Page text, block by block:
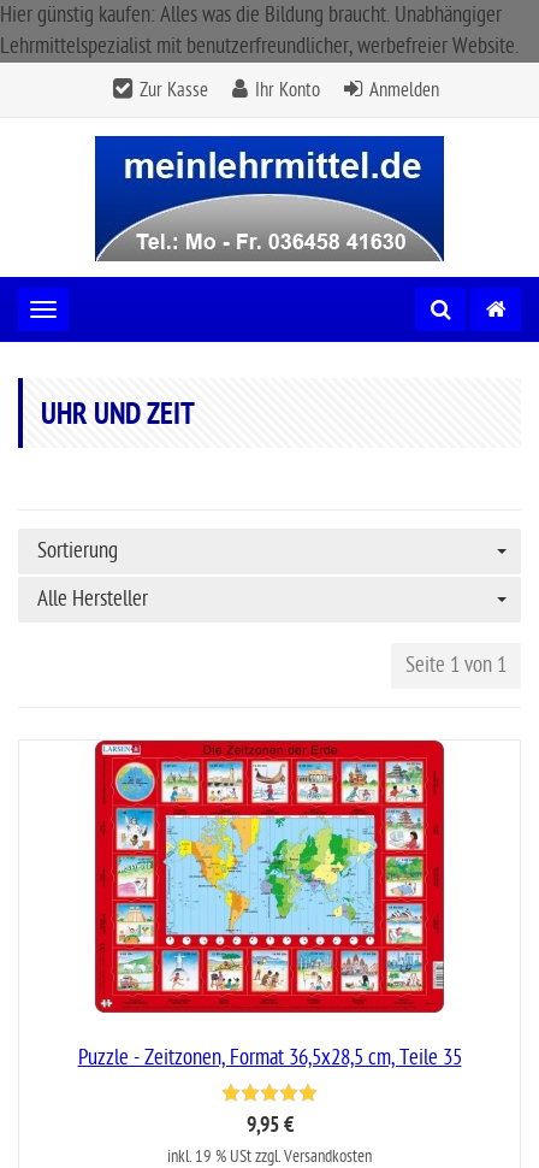
Hier günstig kaufen: Alles was die Bildung braucht. Unabhängiger
Lehrmittelspezialist mit benutzerfreundlicher, werbefreier Website.
Zur Kasse Ihr Konto Anmelden
Toggle navigation
UHR UND ZEIT
Sortierung
Alle Hersteller
Seite 1 von 1
Puzzle - Zeitzonen, Format 36,5x28,5 cm, Teile 35
9,95 €
inkl. 19 % USt zzgl. Versandkosten